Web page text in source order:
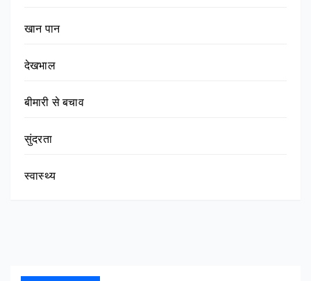
खान पान
देखभाल
बीमारी से बचाव
सुंदरता
स्वास्थ्य